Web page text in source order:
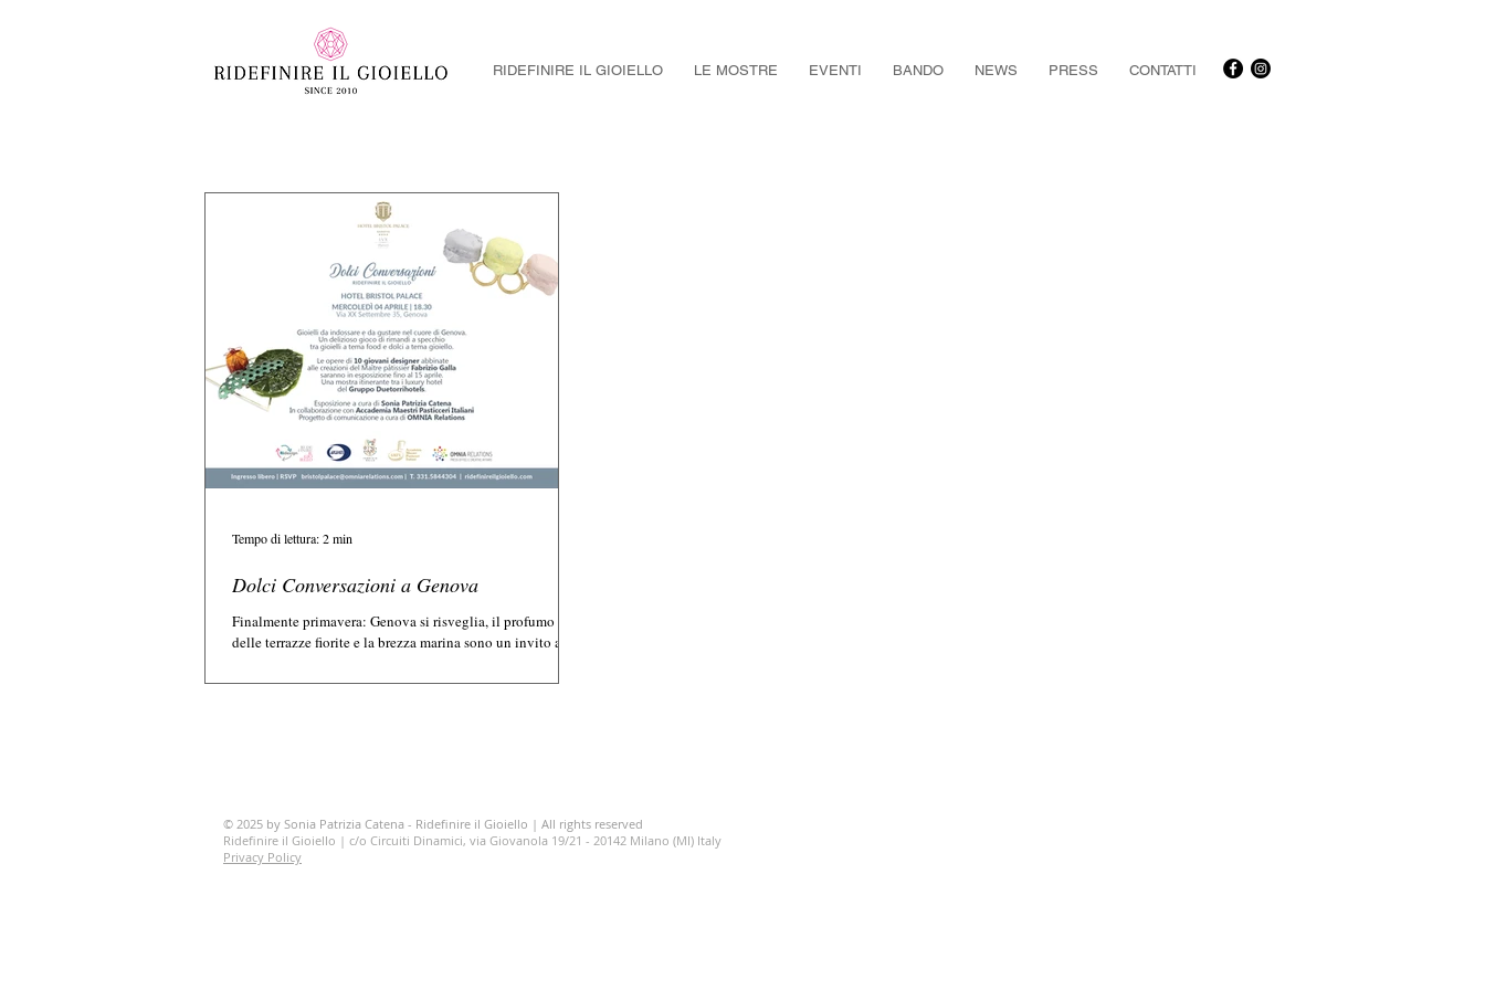
Dolci Conversazioni a Genova
Finalmente primavera: Genova si risveglia, il profumo
delle terrazze fiorite e la brezza marina sono un invito a
Tempo di lettura: 2 min
RIDEFINIRE IL GIOIELLO LE MOSTRE EVENTI BANDO NEWS PRESS CONTATTI
© 2025 by Sonia Patrizia Catena - Ridefinire il Gioiello | All rights reserved
Ridefinire il Gioiello | c/o Circuiti Dinamici, via Giovanola 19/21 - 20142 Milano (MI) Italy
Privacy Policy